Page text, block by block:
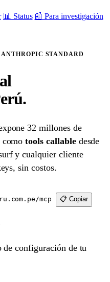
📊 Status 📰 Para investigación
STANDARD
32 millones de
comotools callabledesde
y cualquier cliente
sin costos.
mcp 📋 Copiar
de configuración de tu